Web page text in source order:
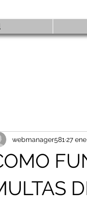
webmanager581 27